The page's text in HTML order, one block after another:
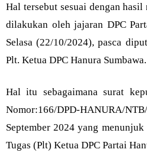
Hal tersebut sesuai dengan
dilakukan oleh jajaran DPC
Selasa (22/10/2024), pasca
Plt. Ketua DPC Hanura Sumbawa.
Hal itu sebagaimana surat
Nomor:166/DPD-HANURA/
September 2024 yang
Tugas (Plt) Ketua DPC Partai